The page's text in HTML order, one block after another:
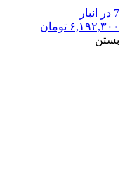
7 در انبار
۶,۱۹۲,۳۰۰ تومان
بستن